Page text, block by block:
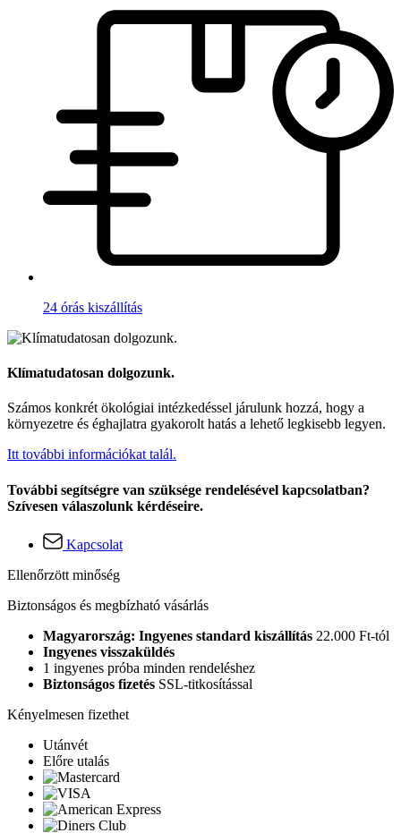
24 órás kiszállítás
Klímatudatosan dolgozunk.
Számos konkrét ökológiai intézkedéssel járulunk hozzá, hogy a
környezetre és éghajlatra gyakorolt hatás a lehető legkisebb legyen.
Itt további információkat talál.
További segítségre van szüksége rendelésével kapcsolatban?
Szívesen válaszolunk kérdéseire.
Kapcsolat
Ellenőrzött minőség
Biztonságos és megbízható vásárlás
Magyarország: Ingyenes standard kiszállítás 22.000 Ft-tól
Ingyenes visszaküldés
1 ingyenes próba minden rendeléshez
Biztonságos fizetés SSL-titkosítással
Kényelmesen fizethet
Utánvét
Előre utalás